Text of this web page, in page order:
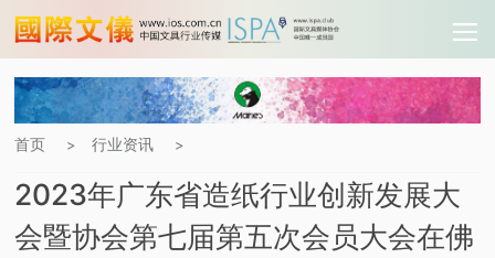
首页 > 行业资讯 >
2023年广东省造纸行业创新发展大
会暨协会第七届第五次会员大会在佛